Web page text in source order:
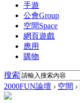
手遊
公會Group
空間Space
網頁遊戲
應用
購物
搜索
2000FUN論壇 › 空間 ›